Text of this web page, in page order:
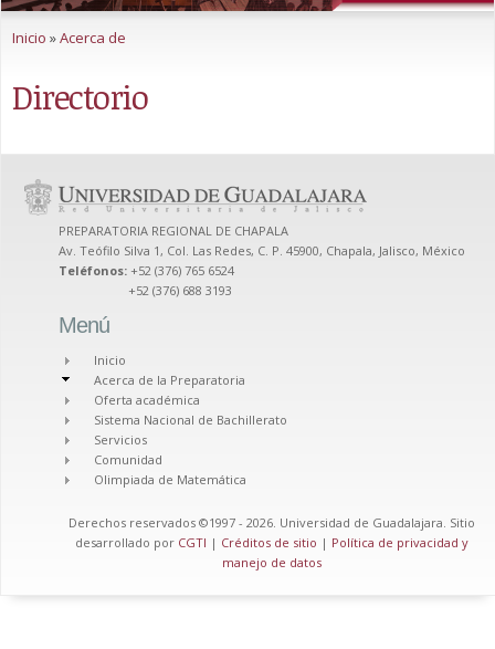
Inicio »Acerca de
Directorio
PREPARATORIA REGIONAL DE CHAPALA
Av. Teófilo Silva 1, Col. Las Redes, C. P. 45900, Chapala, Jalisco, México
Teléfonos: +52 (376) 765 6524
+52 (376) 688 3193
Menú
Inicio
Acerca de la Preparatoria
Oferta académica
Sistema Nacional de Bachillerato
Servicios
Comunidad
Olimpiada de Matemática
Derechos reservados ©1997 - 2026. Universidad de Guadalajara. Sitio
desarrollado por CGTI | Créditos de sitio | Política de privacidad y
manejo de datos